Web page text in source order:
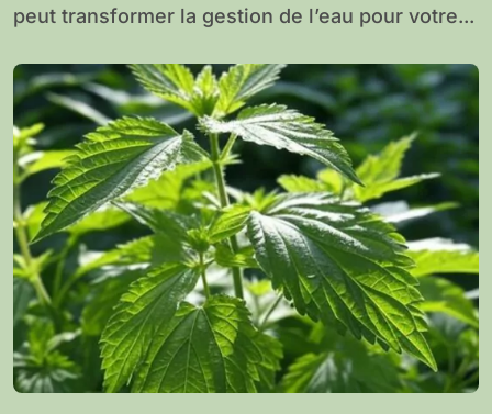
peut transformer la gestion de l’eau pour votre...